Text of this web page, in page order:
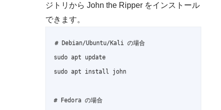
ジトリから John the Ripper をインストール
できます。
# Debian/Ubuntu/Kali の場合
sudo apt update
sudo apt install john
# Fedora の場合